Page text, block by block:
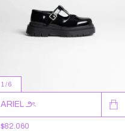
1 /6
ARIEL ౨ৎ
$82.060